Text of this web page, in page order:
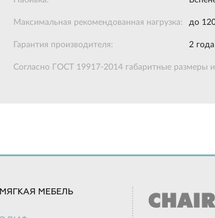
Максимальная рекомендованная нагрузка: до
Гарантия производителя: 2 года
Согласно ГОСТ 19917-2014 габаритные размеры
МЯГКАЯ МЕБЕЛЬ